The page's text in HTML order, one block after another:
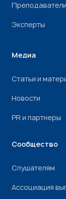
Эксперты
Медиа
Статьи и
Новости
PR и партнеры
Сообщество
Слушателям
Ассоциация